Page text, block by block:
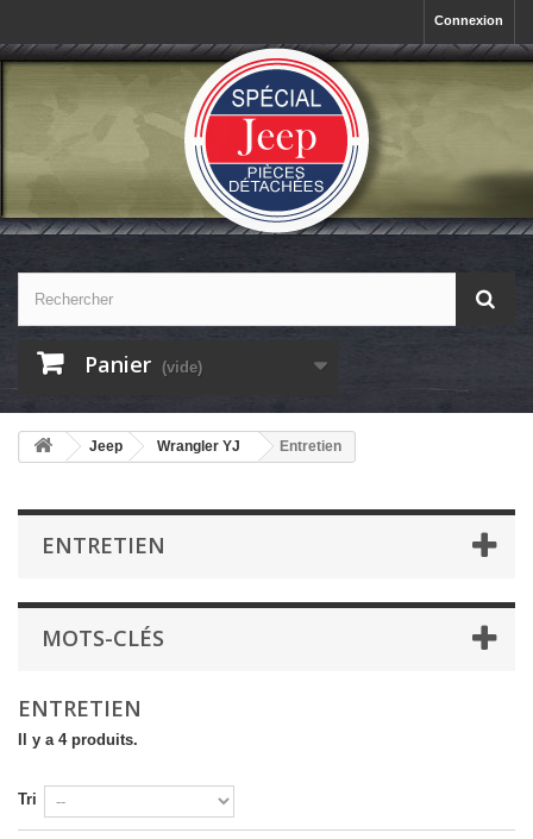
Connexion
Panier (vide)
Jeep Wrangler YJ Entretien
ENTRETIEN
MOTS-CLÉS
ENTRETIEN
Il y a 4 produits.
Tri